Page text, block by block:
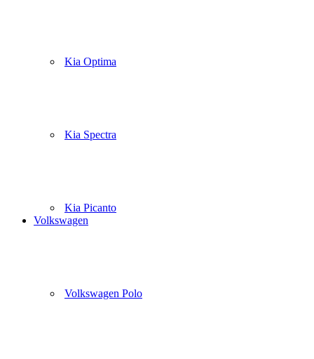
Kia Optima
Kia Spectra
Kia Picanto
Volkswagen
Volkswagen Polo